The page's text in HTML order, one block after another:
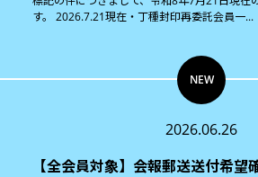
す。 2026.7.21現在・丁種封印再委託会員一...
NEW
2026.06.26
【全会員対象】会報郵送送付希望